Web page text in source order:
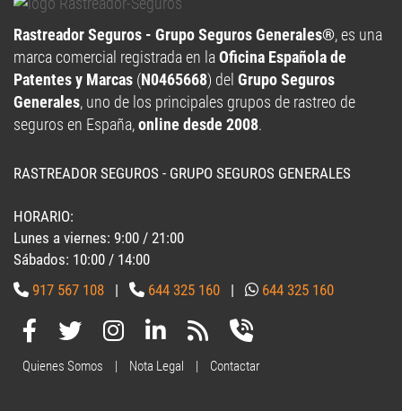
Rastreador Seguros - Grupo Seguros Generales®, es una
marca comercial registrada en laOficina Española de
Patentes y Marcas (N0465668) del Grupo Seguros
Generales, uno de los principales grupos de rastreo de
seguros en España,online desde 2008.
RASTREADOR SEGUROS - GRUPO SEGUROS GENERALES
HORARIO:
Lunes a viernes: 9:00 / 21:00
Sábados: 10:00 / 14:00
917 567 108 | 644 325 160 | 644 325 160
Quienes Somos | Nota Legal | Contactar